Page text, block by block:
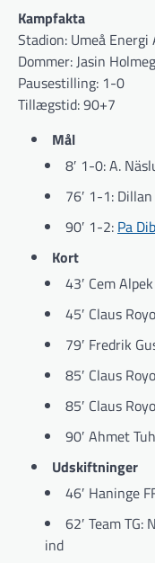
Kampfakta
Stadion: Umeå Energi
Dommer: Jasin
Pausestilling: 1-0
Tillægstid: 90+7
Mål
8′ 1-0: A.
76′ 1-1:
90′ 1-2: Pa
Kort
43′ Cem
45′ Claus
79′ Fredrik
85′ Claus
85′ Claus
90′ Ahmet
Udskiftninger
46′ Haninge
62′ Team
ind